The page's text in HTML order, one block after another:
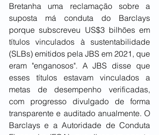
Bretanha uma reclamação sobre a
suposta má conduta do Barclays
porque subscreveu US$3 bilhões em
títulos vinculados à sustentabilidade
(SLBs) emitidos pela JBS em 2021, que
eram "enganosos". A JBS disse que
esses títulos estavam vinculados a
metas de desempenho verificadas,
com progresso divulgado de forma
transparente e auditado anualmente. O
Barclays e a Autoridade de Conduta